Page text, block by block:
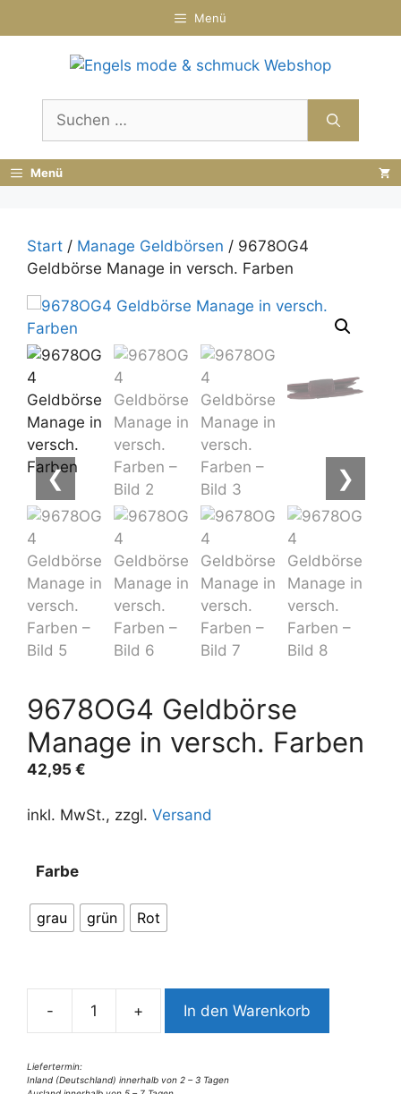
Inhalt
Menü
Suchen
nach:
Menü
Start / Manage Geldbörsen / 9678OG4
Geldbörse Manage in versch. Farben
❮ ❯
9678OG4 Geldbörse
Manage in versch. Farben
42,95 €
inkl. MwSt., zzgl. Versand
Farbe
grau grün Rot
-
9678OG4
in
+ In den Warenkorb
Liefertermin:
Inland (Deutschland) innerhalb von 2 – 3 Tagen
t
e
a
i
v
e